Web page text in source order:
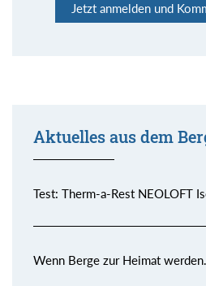
Jetzt anmelden und
Aktuelles aus dem
Test: Therm-a-Rest NEOLOFT
Wenn Berge zur Heimat